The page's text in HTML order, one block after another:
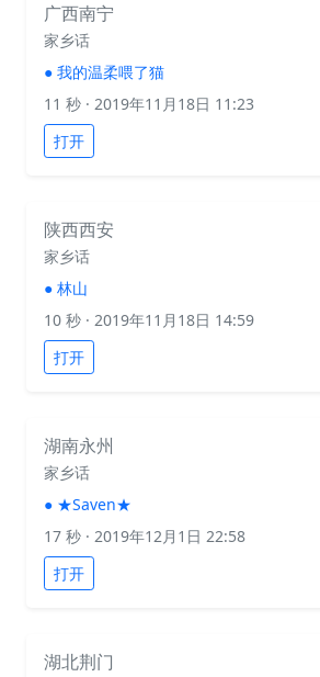
广西南宁
家乡话
● 我的温柔喂了猫
11 秒 · 2019年11月18日 11:23
打开
陕西西安
家乡话
● 林山
10 秒 · 2019年11月18日 14:59
打开
湖南永州
家乡话
● ★Saven★
17 秒 · 2019年12月1日 22:58
打开
湖北荆门